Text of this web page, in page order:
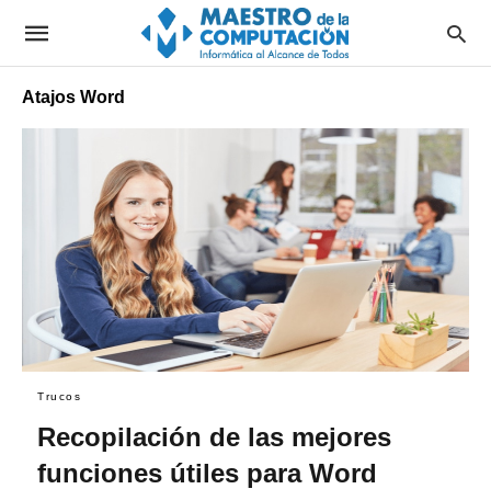
Atajos Word
Trucos
Recopilación de las mejores
funciones útiles para Word